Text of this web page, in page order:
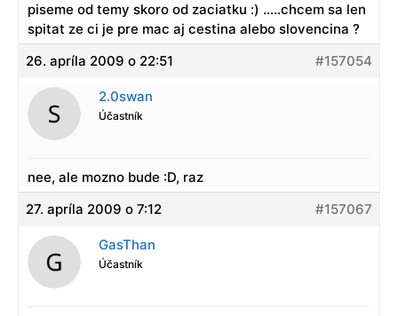
piseme od temy skoro od zaciatku :) …..chcem sa len
spitat ze ci je pre mac aj cestina alebo slovencina ?
26. apríla 2009 o 22:51
#157054
2.0swan
Účastník
nee, ale mozno bude :D, raz
27. apríla 2009 o 7:12
#157067
GasThan
Účastník